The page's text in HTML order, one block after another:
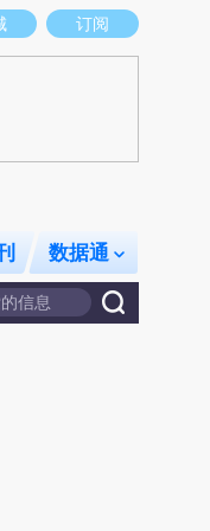
点和立场。推荐点击链接阅
订阅
数据通